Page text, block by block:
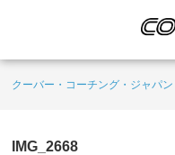
クーバー・コーチング・ジャパン
IMG_2668